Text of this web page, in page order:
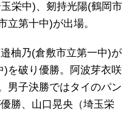
栄中)、剱持光陽(鶴岡市
立第十中)が出場。
柚乃(倉敷市立第一中)が
)を破り優勝。阿波芽衣咲
男子決勝ではタイのパン
勝、山口晃央（埼玉栄